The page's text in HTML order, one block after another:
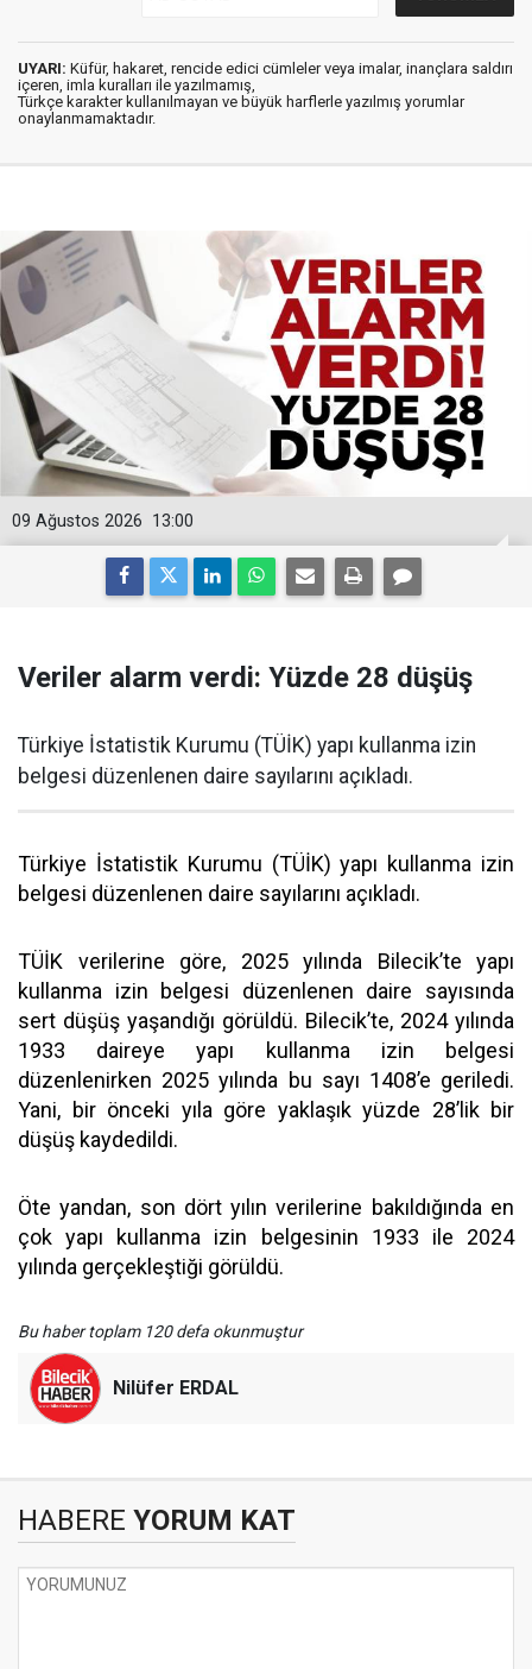
UYARI: Küfür, hakaret, rencide edici cümleler veya imalar, inançlara saldırı
içeren, imla kuralları ile yazılmamış,
Türkçe karakter kullanılmayan ve büyük harflerle yazılmış yorumlar
onaylanmamaktadır.
13:00
09 Ağustos 2026
Veriler alarm verdi: Yüzde 28 düşüş
Türkiye İstatistik Kurumu (TÜİK) yapı kullanma izin
belgesi düzenlenen daire sayılarını açıkladı.
Türkiye İstatistik Kurumu (TÜİK) yapı kullanma izin
belgesi düzenlenen daire sayılarını açıkladı.
TÜİK verilerine göre, 2025 yılında Bilecik’te yapı
kullanma izin belgesi düzenlenen daire sayısında
sert düşüş yaşandığı görüldü. Bilecik’te, 2024 yılında
1933 daireye yapı kullanma izin belgesi
düzenlenirken 2025 yılında bu sayı 1408’e geriledi.
Yani, bir önceki yıla göre yaklaşık yüzde 28’lik bir
düşüş kaydedildi.
Öte yandan, son dört yılın verilerine bakıldığında en
çok yapı kullanma izin belgesinin 1933 ile 2024
yılında gerçekleştiği görüldü.
Bu haber toplam 120 defa okunmuştur
Nilüfer ERDAL
HABERE YORUM KAT